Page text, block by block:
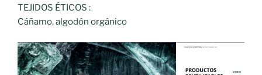
TEJIDOS ÉTICOS :
Cáñamo, algodón orgánico